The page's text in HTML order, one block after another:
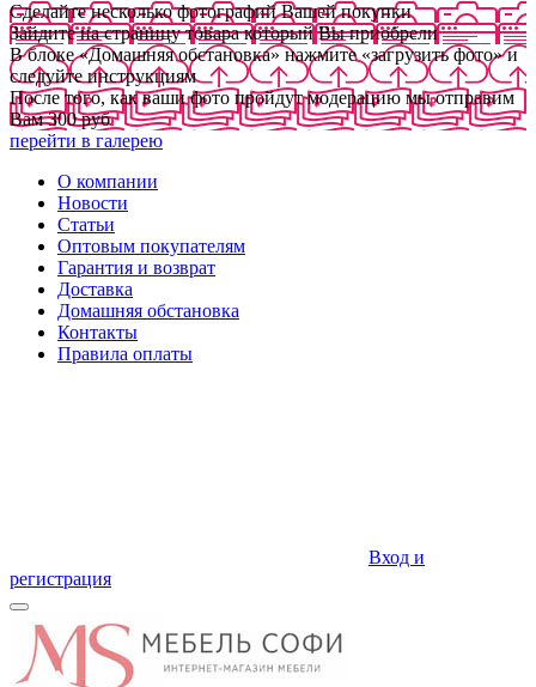
Сделайте несколько фотографий Вашей покупки
Зайдите на страницу товара который Вы приобрели
В блоке «Домашняя обстановка» нажмите «загрузить фото» и
следуйте инструкциям
После того, как ваши фото пройдут модерацию мы отправим
Вам 300 руб
перейти в галерею
О компании
Новости
Статьи
Оптовым покупателям
Гарантия и возврат
Доставка
Домашняя обстановка
Контакты
Правила оплаты
Вход и
регистрация